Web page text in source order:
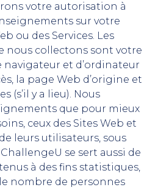
votre autorisation à
sur votre
ou des Services. Les
nous collectons sont votre
navigateur et d’ordinateur
la page Web d’origine et
(s’il y a lieu). Nous
que pour mieux
ceux des Sites Web et
leurs utilisateurs, sous
se sert aussi de
à des fins statistiques,
nombre de personnes